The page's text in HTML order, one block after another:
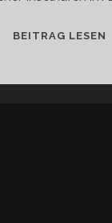
BEITRAG LESEN